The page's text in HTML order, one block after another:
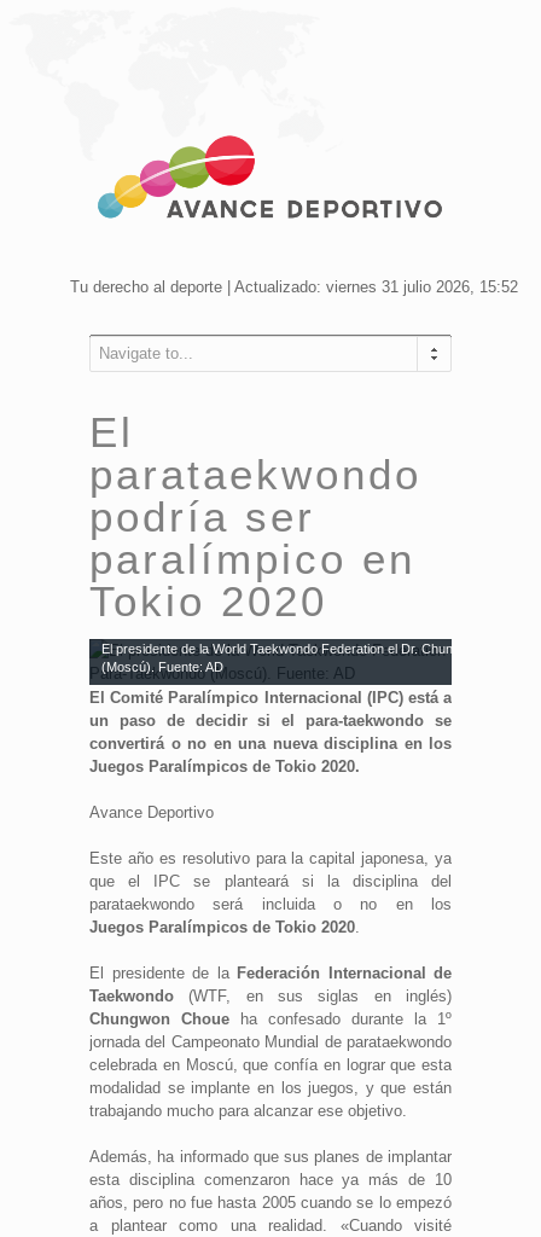
Tu derecho al deporte | Actualizado: viernes 31 julio 2026, 15:52
Navigate to...
El
parataekwondo
podría ser
paralímpico en
Tokio 2020
El presidente de la World Taekwondo Federation el Dr. Chungwon Choue
(Moscú). Fuente: AD
El Comité Paralímpico Internacional (IPC) está a
un paso de decidir si el para-taekwondo se
convertirá o no en una nueva disciplina en los
Juegos Paralímpicos de Tokio 2020.
Avance Deportivo
Este año es resolutivo para la capital japonesa, ya
que el IPC se planteará si la disciplina del
parataekwondo será incluida o no en los
Juegos Paralímpicos de Tokio 2020.
El presidente de la Federación Internacional de
Taekwondo(WTF, en sus siglas en inglés)
Chungwon Choue ha confesado durante la 1º
jornada del Campeonato Mundial de parataekwondo
celebrada en Moscú, que confía en lograr que esta
modalidad se implante en los juegos, y que están
trabajando mucho para alcanzar ese objetivo.
Además, ha informado que sus planes de implantar
esta disciplina comenzaron hace ya más de 10
años, pero no fue hasta 2005 cuando se lo empezó
a plantear como una realidad. «Cuando visité